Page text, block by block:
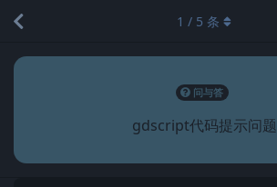
问与答
gdscript代码提示问题
1 / 5 条